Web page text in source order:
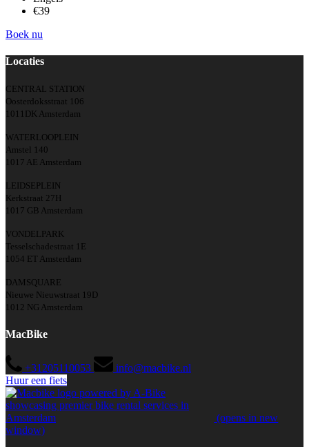
€39
Boek nu
Locaties
CENTRAL STATION
Oosterdoksstraat 106
1011DK Amsterdam
WATERLOOPLEIN
Amstel 140
1017 AE Amsterdam
LEIDSEPLEIN
Kerkstraat 27H
1017 GB Amsterdam
VONDELPARK
Tesselschadestraat 1E
1054 ET Amsterdam
DAMSQUARE
Nieuwe Nieuwstraat 19D
1012 NG Amsterdam
MacBike
+31205110053
info@macbike.nl
Huur een fiets
(opens in new
window)